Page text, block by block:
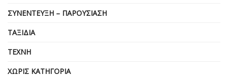
ΣΥΝΈΝΤΕΥΞΗ – ΠΑΡΟΥΣΊΑΣΗ
ΤΑΞΊΔΙΑ
ΤΈΧΝΗ
ΧΩΡΊΣ ΚΑΤΗΓΟΡΊΑ